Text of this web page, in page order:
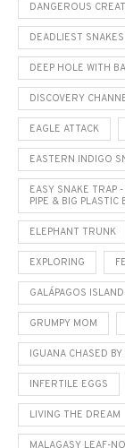
DANGEROUS
DEADLIEST SNAKES
DEEP HOLE WITH
DISCOVERY
EAGLE ATTACK
EASTERN INDIGO
EASY SNAKE TRAP
PIPE & BIG PLASTIC
ELEPHANT TRUNK
EXPLORING
GALÁPAGOS
GRUMPY MOM
IGUANA CHASED BY
INFERTILE EGGS
LIVING THE DREAM
MALAGASY LEAF-